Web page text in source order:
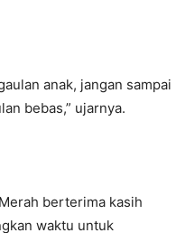
anak, jangan sampai
bebas,” ujarnya.
berterima kasih
waktu untuk